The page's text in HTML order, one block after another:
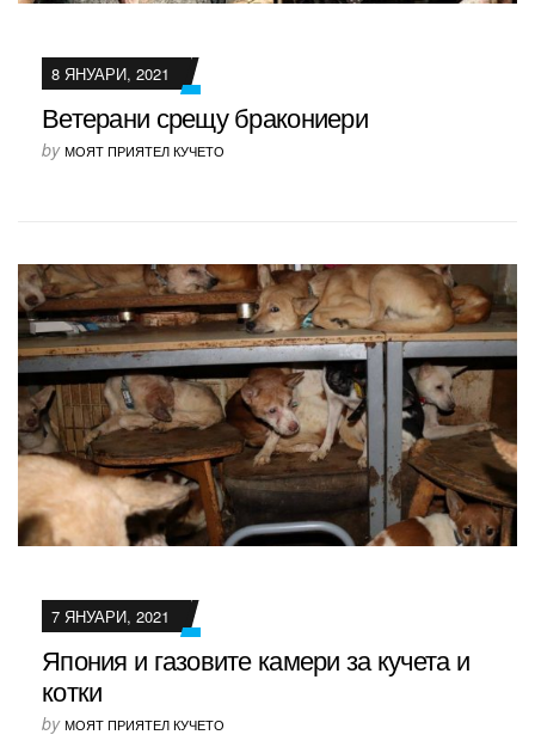
8 ЯНУАРИ, 2021
Ветерани срещу бракониери
by МОЯТ ПРИЯТЕЛ КУЧЕТО
7 ЯНУАРИ, 2021
Япония и газовите камери за кучета и
котки
by МОЯТ ПРИЯТЕЛ КУЧЕТО